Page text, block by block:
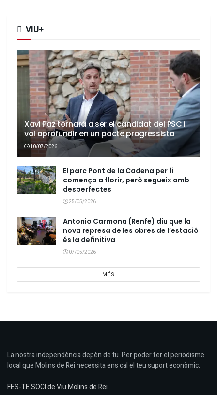
VIU+
Xavi Paz tornarà a ser el candidat del PSC i
vol aprofundir en un pacte progressista
10/07/2026
El parc Pont de la Cadena per fi
comença a florir, però segueix amb
desperfectes
25/05/2026
Antonio Carmona (Renfe) diu que la
nova represa de les obres de l’estació
és la definitiva
07/05/2026
MÉS
La nostra independència depèn de tu. Per poder fer el periodisme
local que Molins de Rei necessita ens cal el teu suport econòmic.
FES-TE SOCI de Viu Molins de Rei